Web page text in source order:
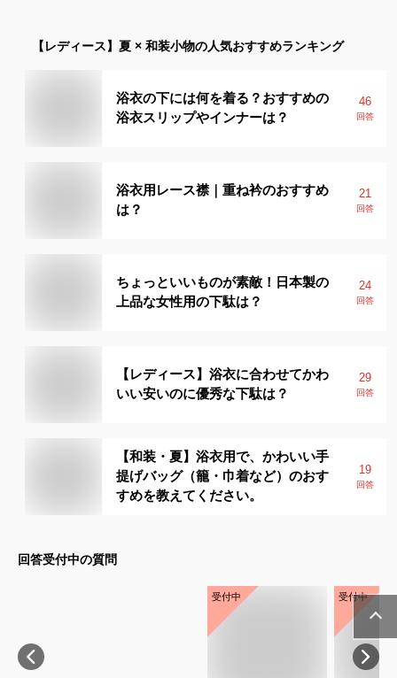
【レディース】 夏 × 和装小物の人気おすすめランキング
浴衣の下には何を着る？おすすめの
浴衣スリップやインナーは？
46
回答
浴衣用レース襟｜重ね衿のおすすめ
は？
21
回答
ちょっといいものが素敵！日本製の
上品な女性用の下駄は？
24
回答
【レディース】浴衣に合わせてかわ
いい安いのに優秀な下駄は？
29
回答
【和装・夏】浴衣用で、かわいい手
提げバッグ（籠・巾着など）のおす
すめを教えてください。
19
回答
回答受付中の質問
受付中 受付中